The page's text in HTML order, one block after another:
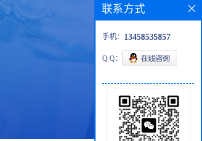
联系方式
手机： 13458535857
Q Q：